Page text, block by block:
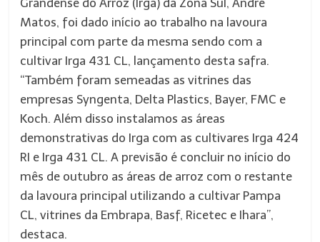
Grandense do Arroz (Irga) da Zona Sul, André
Matos, foi dado início ao trabalho na lavoura
principal com parte da mesma sendo com a
cultivar Irga 431 CL, lançamento desta safra.
“Também foram semeadas as vitrines das
empresas Syngenta, Delta Plastics, Bayer, FMC e
Koch. Além disso instalamos as áreas
demonstrativas do Irga com as cultivares Irga 424
RI e Irga 431 CL. A previsão é concluir no início do
mês de outubro as áreas de arroz com o restante
da lavoura principal utilizando a cultivar Pampa
CL, vitrines da Embrapa, Basf, Ricetec e Ihara”,
destaca.